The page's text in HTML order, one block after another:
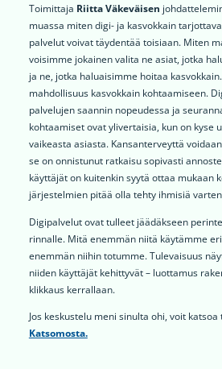
Toimittaja Riitta Väkeväisen
muassa miten digi- ja kasvokkain
palvelut voivat täydentää toisiaan. Miten
voisimme jokainen valita ne asiat, jotka
ja ne, jotka haluaisimme hoitaa
mahdollisuus kasvokkain kohtaamiseen.
palvelujen saannin nopeudessa ja
kohtaamiset ovat ylivertaisia, kun on kyse
vaikeasta asiasta. Kansanterveyttä
se on onnistunut ratkaisu sopivasti
käyttäjät on kuitenkin syytä ottaa mukaan
järjestelmien pitää olla tehty ihmisiä
Digipalvelut ovat tulleet jäädäkseen
rinnalle. Mitä enemmän niitä käytämme
enemmän niihin totumme. Tulevaisuus
niiden käyttäjät kehittyvät – luottamus
klikkaus kerrallaan.
Jos keskustelu meni sinulta ohi, voit
Katsomosta.